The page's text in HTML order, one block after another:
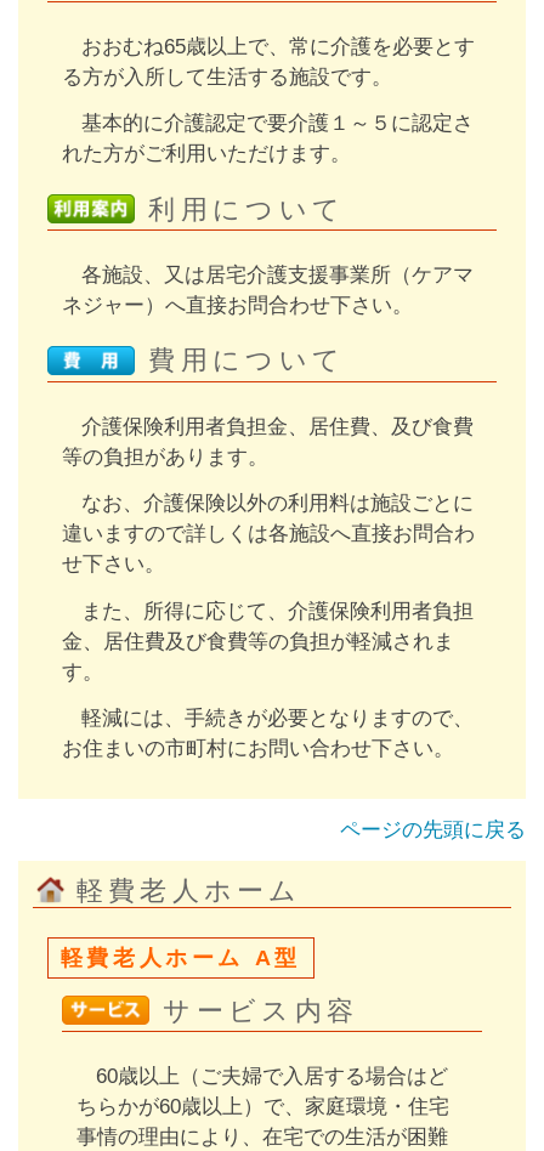
おおむね65歳以上で、常に介護を必要とす
る方が入所して生活する施設です。
基本的に介護認定で要介護１～５に認定さ
れた方がご利用いただけます。
利用について
各施設、又は居宅介護支援事業所（ケアマ
ネジャー）へ直接お問合わせ下さい。
費用について
介護保険利用者負担金、居住費、及び食費
等の負担があります。
なお、介護保険以外の利用料は施設ごとに
違いますので詳しくは各施設へ直接お問合わ
せ下さい。
また、所得に応じて、介護保険利用者負担
金、居住費及び食費等の負担が軽減されま
す。
軽減には、手続きが必要となりますので、
お住まいの市町村にお問い合わせ下さい。
ページの先頭に戻る
軽費老人ホーム
軽費老人ホーム A型
サービス内容
60歳以上（ご夫婦で入居する場合はど
ちらかが60歳以上）で、家庭環境・住宅
事情の理由により、在宅での生活が困難